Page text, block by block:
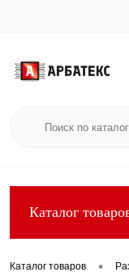
Каталог
Каталог товаров •